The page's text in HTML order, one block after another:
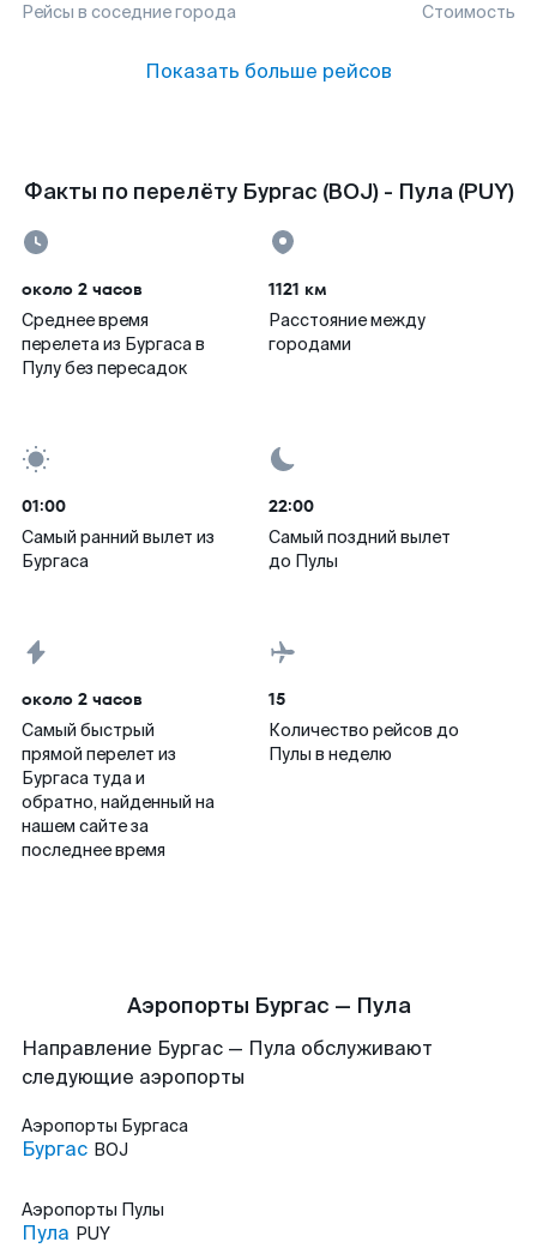
Рейсы в соседние города Стоимость
Показать больше рейсов
Факты по перелёту Бургас (BOJ) - Пула (PUY)
около 2 часов
Среднее время
перелета из Бургаса в
Пулу без пересадок
1121 км
Расстояние между
городами
01:00
Самый ранний вылет из
Бургаса
22:00
Самый поздний вылет
до Пулы
около 2 часов
Самый быстрый
прямой перелет из
Бургаса туда и
обратно, найденный на
нашем сайте за
последнее время
15
Количество рейсов до
Пулы в неделю
Аэропорты Бургас — Пула
Направление Бургас — Пула обслуживают
следующие аэропорты
Аэропорты Бургаса
Бургас BOJ
Аэропорты Пулы
Пула PUY